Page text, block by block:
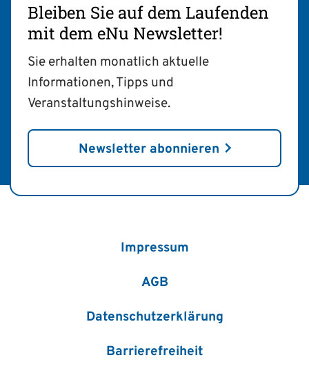
Bleiben Sie auf dem Laufenden
mit dem eNu Newsletter!
Sie erhalten monatlich aktuelle
Informationen, Tipps und
Veranstaltungshinweise.
Newsletter abonnieren
Impressum
AGB
Datenschutzerklärung
Barrierefreiheit